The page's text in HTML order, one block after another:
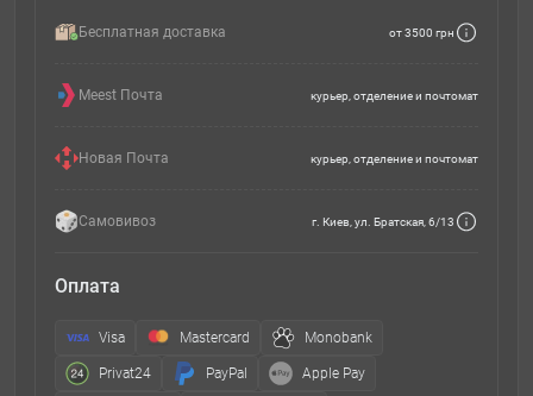
Бесплатная доставка от 3500 грн
Meest Почта курьер, отделение и почтомат
Новая Почта курьер, отделение и почтомат
Самовивоз г. Киев, ул. Братская, 6/13
Оплата
Visa Mastercard Monobank
Privat24 PayPal Apple Pay